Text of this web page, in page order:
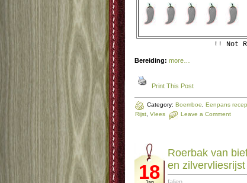
!! Not
Bereiding: more…
Print This Post
Category: Boemboe Eenpans
Rijst Vlees Leave a Comment
18
Roerbak van
en zilvervliesrijst